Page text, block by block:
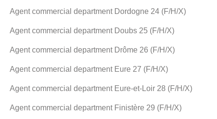
Agent commercial department Dordogne 24 (F/H/X)
Agent commercial department Doubs 25 (F/H/X)
Agent commercial department Drôme 26 (F/H/X)
Agent commercial department Eure 27 (F/H/X)
Agent commercial department Eure-et-Loir 28 (F/H/X)
Agent commercial department Finistère 29 (F/H/X)